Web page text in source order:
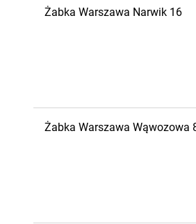
Żabka Warszawa Narwik 16
Żabka Warszawa Wąwozowa